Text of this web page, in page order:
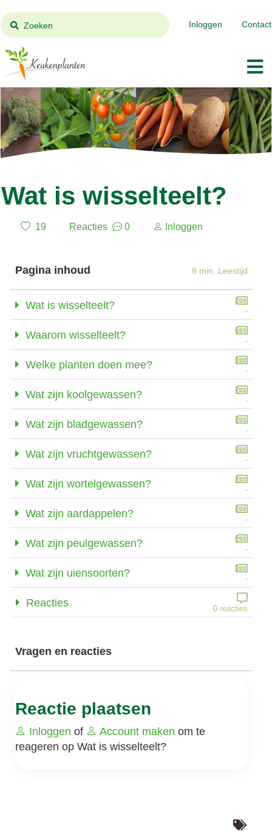
Contact
Inloggen
Zoeken
Wat is wisselteelt?
19 Reacties 0 Inloggen
Pagina inhoud 8 min. Leestijd
Wat is wisselteelt? -
Waarom wisselteelt? -
Welke planten doen mee? -
Wat zijn koolgewassen? -
Wat zijn bladgewassen? -
Wat zijn vruchtgewassen? -
Wat zijn wortelgewassen? -
Wat zijn aardappelen? -
Wat zijn peulgewassen? -
Wat zijn uiensoorten? -
Reacties 0 reacties
Vragen en reacties
Reactie plaatsen
Inloggen of Account maken om te
reageren op Wat is wisselteelt?